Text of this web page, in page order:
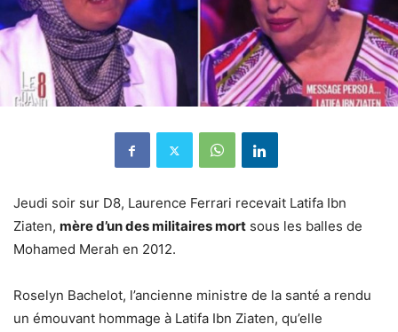
Jeudi soir sur D8, Laurence Ferrari recevait Latifa Ibn
Ziaten, mère d’un des militaires mort sous les balles de
Mohamed Merah en 2012.
Roselyn Bachelot, l’ancienne ministre de la santé a rendu
un émouvant hommage à Latifa Ibn Ziaten, qu’elle